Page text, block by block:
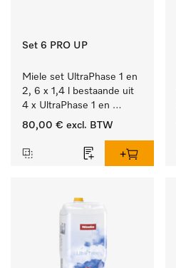
Set 6 PRO UP
Miele set UltraPhase 1 en
2, 6 x 1,4 l bestaande uit
4 x UltraPhase 1 en
2 x UltraPhase 2.
80,00 € excl. BTW